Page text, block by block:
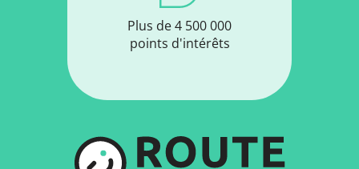
Plus de 4 500 000
points d'intérêts